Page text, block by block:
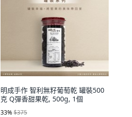
明成手作 智利無籽葡萄乾 罐裝500
克 Q彈香甜果乾, 500g, 1個
33%$375